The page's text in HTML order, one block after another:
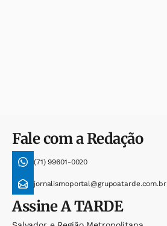
Fale com a Redação
(71) 99601-0020
jornalismoportal@grupoatarde.com.br
AssineA TARDE